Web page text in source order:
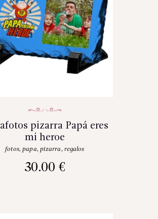
pizarra Papá eres
mi heroe
fotos,papa, pizarra, regalos
30.00 €